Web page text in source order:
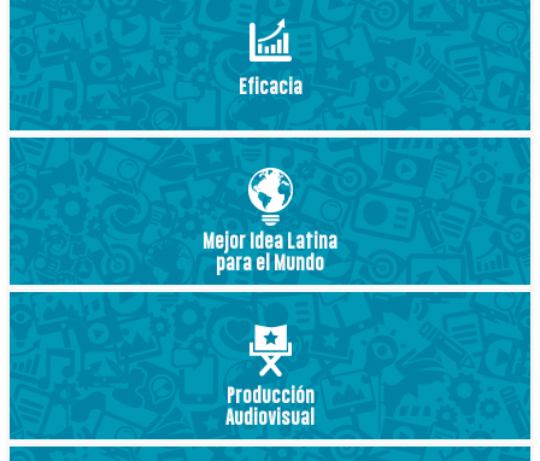
Eficacia
Mejor Idea Latina
para el Mundo
Producción
Audiovisual